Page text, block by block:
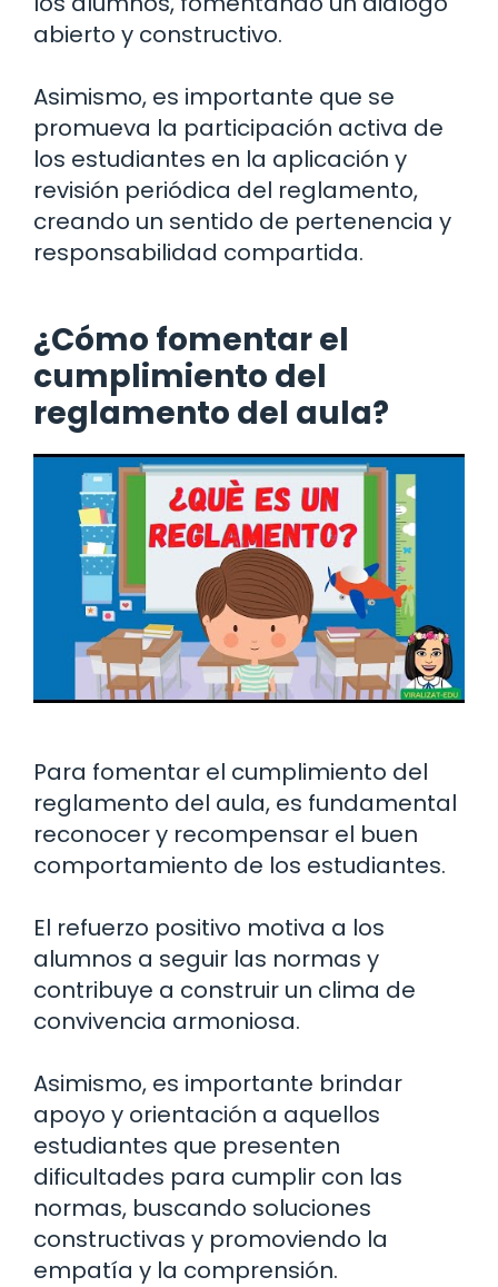
abierto y constructivo.
Asimismo, es importante que se
promueva la participación activa de
los estudiantes en la aplicación y
revisión periódica del reglamento,
creando un sentido de pertenencia y
responsabilidad compartida.
¿Cómo fomentar el
cumplimiento del
reglamento del aula?
Para fomentar el cumplimiento del
reglamento del aula, es fundamental
reconocer y recompensar el buen
comportamiento de los estudiantes.
El refuerzo positivo motiva a los
alumnos a seguir las normas y
contribuye a construir un clima de
convivencia armoniosa.
Asimismo, es importante brindar
apoyo y orientación a aquellos
estudiantes que presenten
dificultades para cumplir con las
normas, buscando soluciones
constructivas y promoviendo la
empatía y la comprensión.